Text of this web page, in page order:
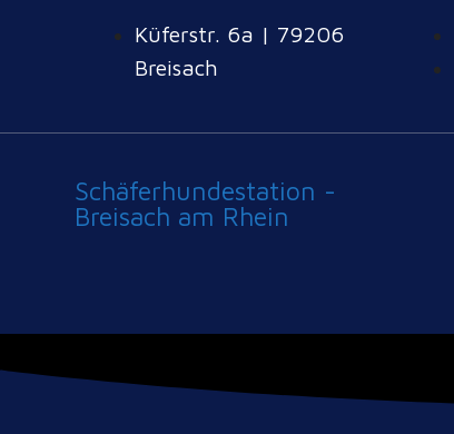
Küferstr. 6a | 79206
Breisach
Schäferhundestation -
Breisach am Rhein